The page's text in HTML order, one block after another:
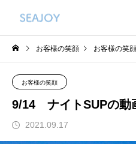
お客様の笑顔 お客様の笑顔
お客様の笑顔
9/14 ナイトSUPの動
2021.09.17